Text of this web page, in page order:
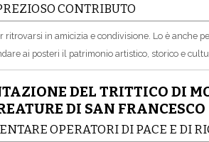
CONTRIBUTO
ritrovarsi in amicizia e condivisione. Lo è anche
ai posteri il patrimonio artistico, storico e
DEL TRITTICO DI
DI SAN FRANCESCO
OPERATORI DI PACE E DI